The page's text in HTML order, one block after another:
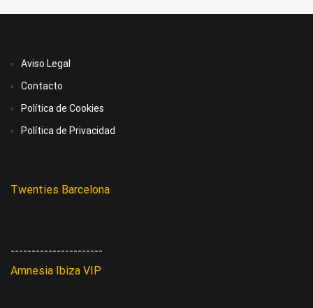
Aviso Legal
Contacto
Política de Cookies
Política de Privacidad
Twenties Barcelona
----------------------
Amnesia Ibiza VIP